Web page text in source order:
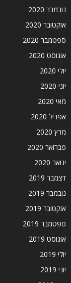
נובמבר 2020
אוקטובר 2020
ספטמבר 2020
אוגוסט 2020
יולי 2020
יוני 2020
מאי 2020
אפריל 2020
מרץ 2020
פברואר 2020
ינואר 2020
דצמבר 2019
נובמבר 2019
אוקטובר 2019
ספטמבר 2019
אוגוסט 2019
יולי 2019
יוני 2019